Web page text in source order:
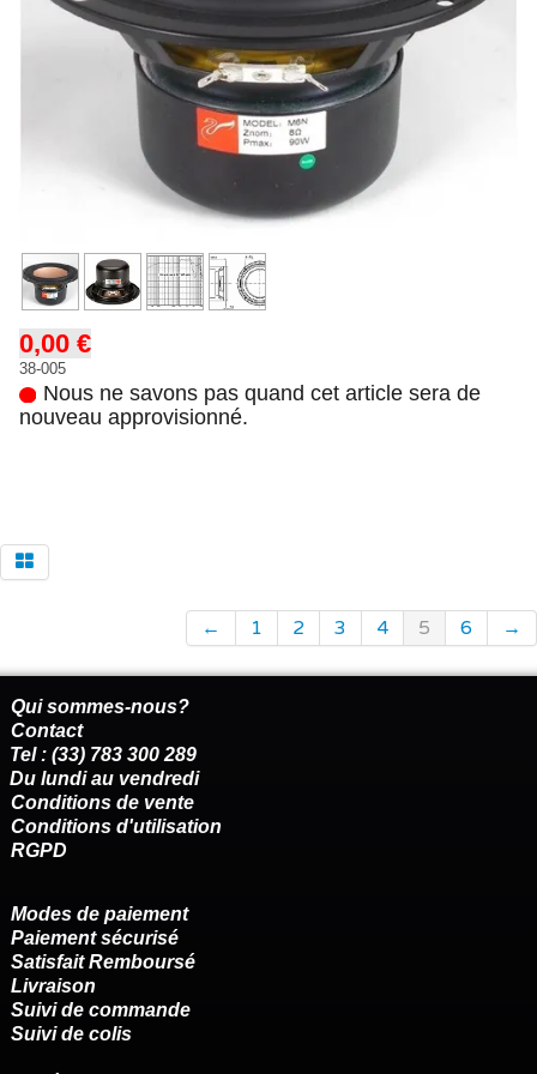
0,00 €
38-005
Nous ne savons pas quand cet article sera de
nouveau approvisionné.
← 1 2 3 4 5 6 →
Qui sommes-nous?
Contact
Tel : (33) 783 300 289
Du lundi au vendredi
Conditions de vente
Conditions d'utilisation
RGPD
Modes de paiement
Paiement sécurisé
Satisfait Remboursé
Livraison
Suivi de commande
Suivi de colis